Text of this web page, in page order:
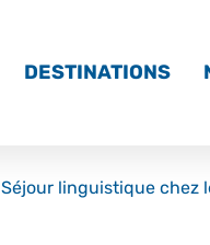
DESTINATIONS
Séjour linguistique chez